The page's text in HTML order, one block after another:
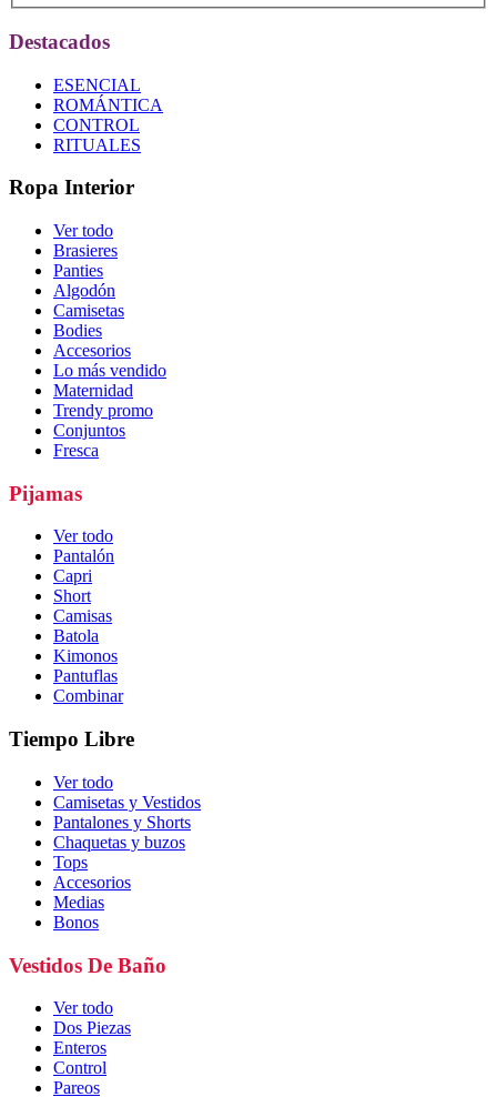
Destacados
ESENCIAL
ROMÁNTICA
CONTROL
RITUALES
Ropa Interior
Ver todo
Brasieres
Panties
Algodón
Camisetas
Bodies
Accesorios
Lo más vendido
Maternidad
Trendy promo
Conjuntos
Fresca
Pijamas
Ver todo
Pantalón
Capri
Short
Camisas
Batola
Kimonos
Pantuflas
Combinar
Tiempo Libre
Ver todo
Camisetas y Vestidos
Pantalones y Shorts
Chaquetas y buzos
Tops
Accesorios
Medias
Bonos
Vestidos De Baño
Ver todo
Dos Piezas
Enteros
Control
Pareos